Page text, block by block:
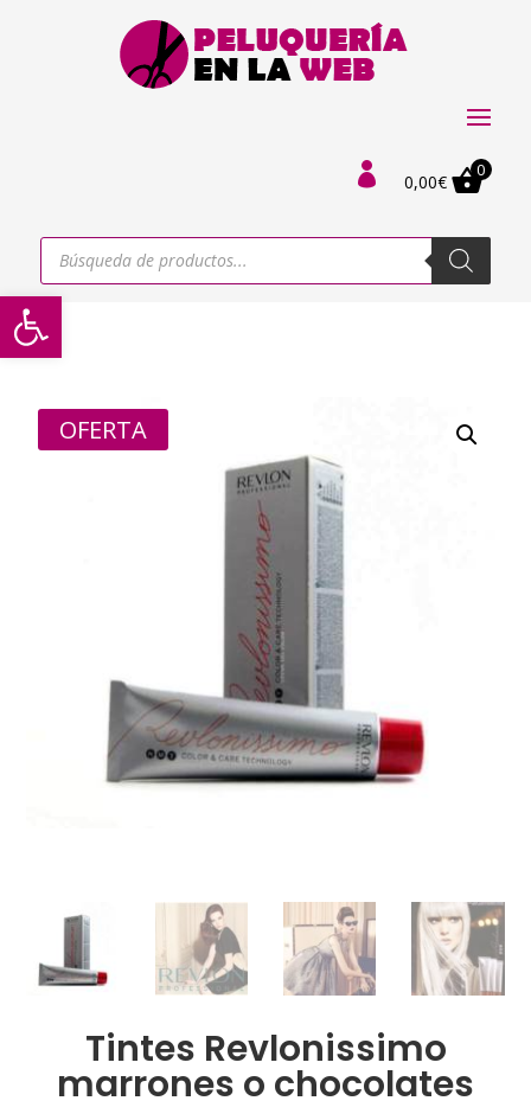
Abrir barra de herramientas
 0,00€
0
Búsqueda
productos
OFERTA
Tintes Revlonissimo
marrones o chocolates